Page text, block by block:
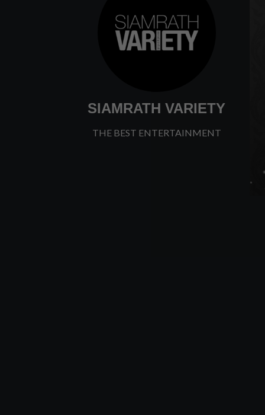
SIAMRATH VARIETY
THE BEST ENTERTAINMENT